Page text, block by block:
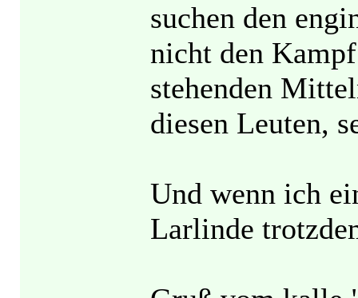
suchen den
nicht den
stehenden
diesen Leuten,
Und wenn ich
Larlinde